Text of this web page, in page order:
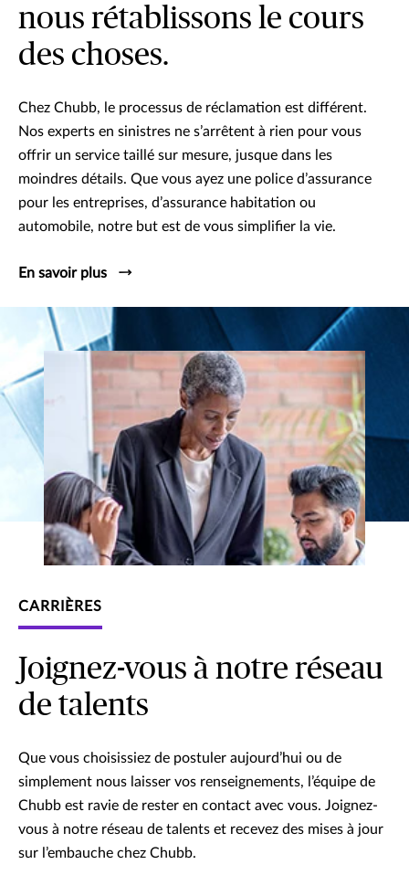
nous rétablissons le cours
des choses.
Chez Chubb, le processus de réclamation est différent.
Nos experts en sinistres ne s’arrêtent à rien pour vous
offrir un service taillé sur mesure, jusque dans les
moindres détails. Que vous ayez une police d’assurance
pour les entreprises, d’assurance habitation ou
automobile, notre but est de vous simplifier la vie.
En savoir plus
CARRIÈRES
Joignez-vous à notre réseau
de talents
Que vous choisissiez de postuler aujourd’hui ou de
simplement nous laisser vos renseignements, l’équipe de
Chubb est ravie de rester en contact avec vous. Joignez-
vous à notre réseau de talents et recevez des mises à jour
sur l’embauche chez Chubb.